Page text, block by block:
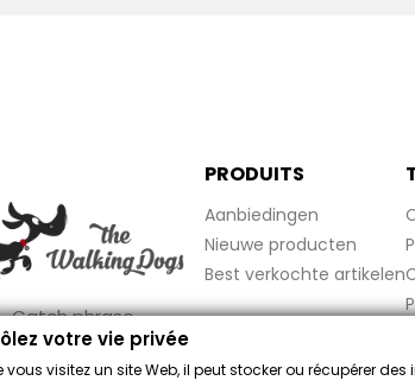
Catch phrase
PRODUITS
Aanbiedingen
Nieuwe producten
Best verkochte artikelen
votre vie privée
vous visitez un site Web, il peut stocker ou récupérer